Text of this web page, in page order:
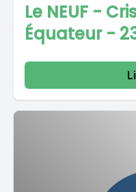
Le NEUF -
Équateur -